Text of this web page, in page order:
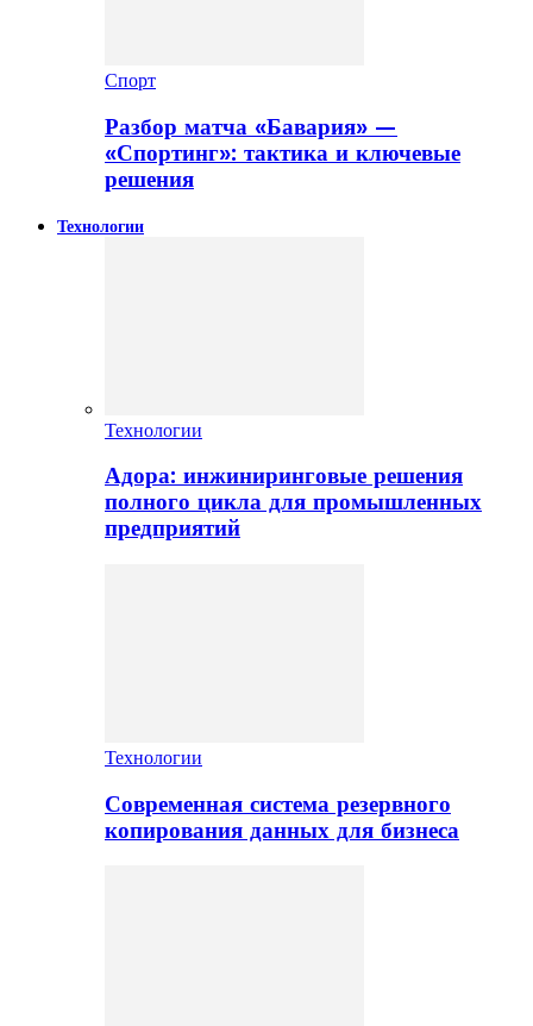
Спорт
Разбор матча «Бавария» —
«Спортинг»: тактика и ключевые
решения
Технологии
Технологии
Адора: инжиниринговые решения
полного цикла для промышленных
предприятий
Технологии
Современная система резервного
копирования данных для бизнеса